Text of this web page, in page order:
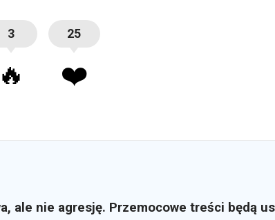
3
🔥
25
❤️
ale nie agresję. Przemocowe treści będą